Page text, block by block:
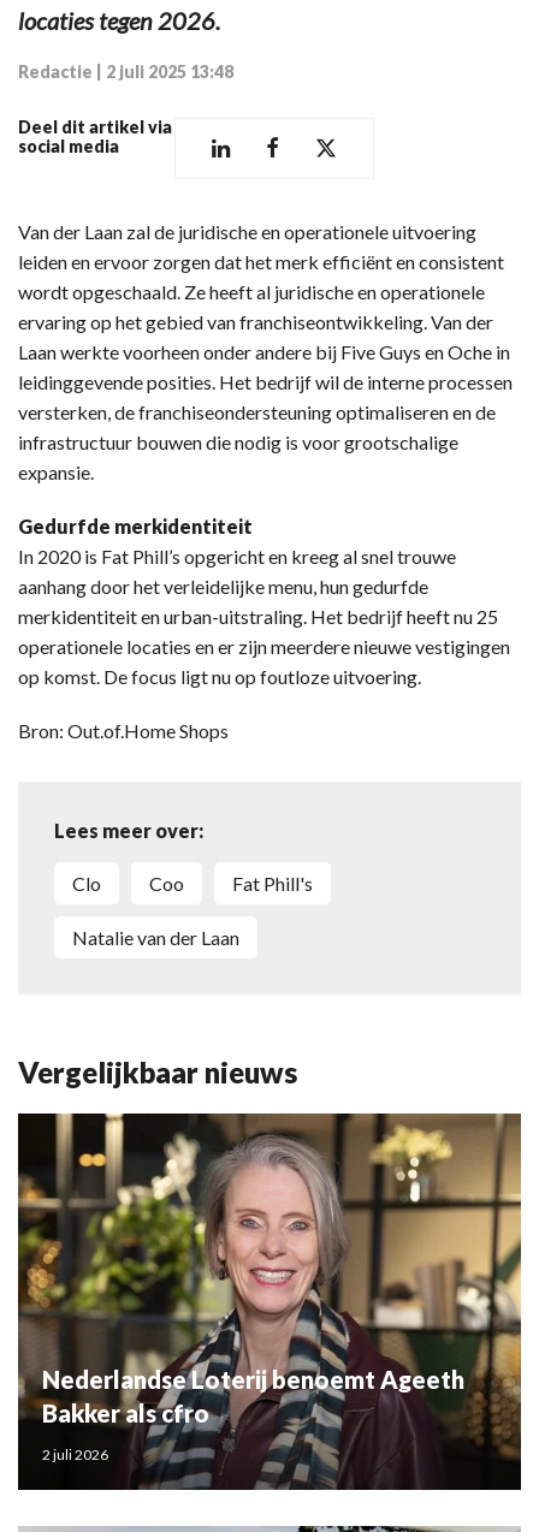
locaties tegen 2026.
Redactie 2 juli 2025 13:48
Deel dit artikel via
social media
Van der Laan zal de juridische en operationele uitvoering
leiden en ervoor zorgen dat het merk efficiënt en consistent
wordt opgeschaald. Ze heeft al juridische en operationele
ervaring op het gebied van franchiseontwikkeling. Van der
Laan werkte voorheen onder andere bij Five Guys en Oche in
leidinggevende posities. Het bedrijf wil de interne processen
versterken, de franchiseondersteuning optimaliseren en de
infrastructuur bouwen die nodig is voor grootschalige
expansie.
Gedurfde merkidentiteit
In 2020 is Fat Phill’s opgericht en kreeg al snel trouwe
aanhang door het verleidelijke menu, hun gedurfde
merkidentiteit en urban-uitstraling. Het bedrijf heeft nu 25
operationele locaties en er zijn meerdere nieuwe vestigingen
op komst. De focus ligt nu op foutloze uitvoering.
Bron: Out.of.Home Shops
Lees meer over:
Clo Coo Fat Phill's
Natalie van der Laan
Vergelijkbaar nieuws
Nederlandse Loterij benoemt Ageeth
Bakker als cfro
2 juli 2026